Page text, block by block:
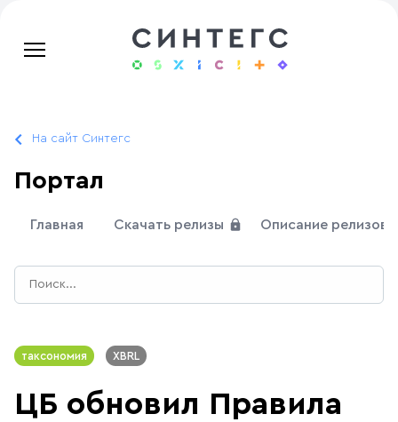
На сайт Синтегс
Портал
Главная Скачать релизы Описание релизов
таксономия XBRL
ЦБ обновил Правила